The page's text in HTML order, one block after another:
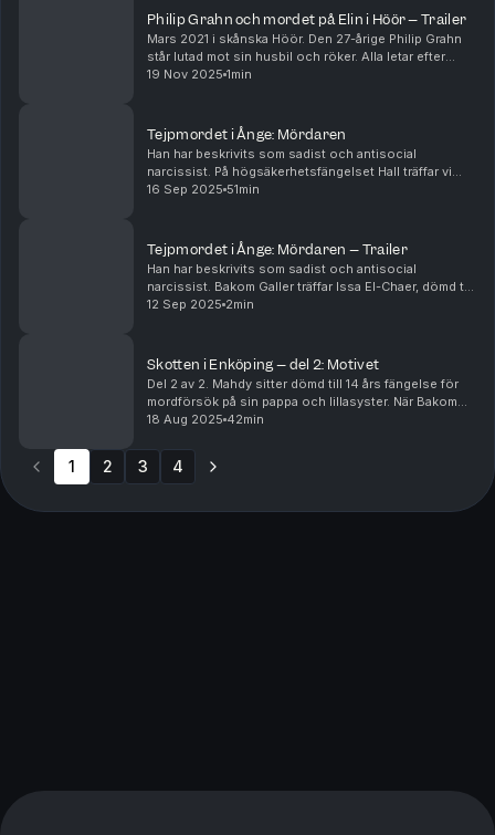
Philip Grahn och mordet på Elin i Höör – Trailer
Mars 2021 i skånska Höör. Den 27-årige Philip Grahn
står lutad mot sin husbil och röker. Alla letar efter
hans 18-åriga vän Elin som är försvunnen. Även Philip
19 Nov 2025 1min
Tejpmordet i Ånge: Mördaren
Han har beskrivits som sadist och antisocial
narcissist. På högsäkerhetsfängelset Hall träffar vi
Issa El-Chaer, dömd till 18 års fängelse för det
16 Sep 2025 51min
Tejpmordet i Ånge: Mördaren – Trailer
Han har beskrivits som sadist och antisocial
narcissist. Bakom Galler träffar Issa El-Chaer, dömd till
18 års fängelse för det uppmärksammade Tejpmordet i
12 Sep 2025 2min
Skotten i Enköping – del 2: Motivet
Del 2 av 2. Mahdy sitter dömd till 14 års fängelse för
mordförsök på sin pappa och lillasyster. När Bakom
Galler besöker honom på säkerhetsklass 1-anstalten
18 Aug 2025 42min
1 2 3 4